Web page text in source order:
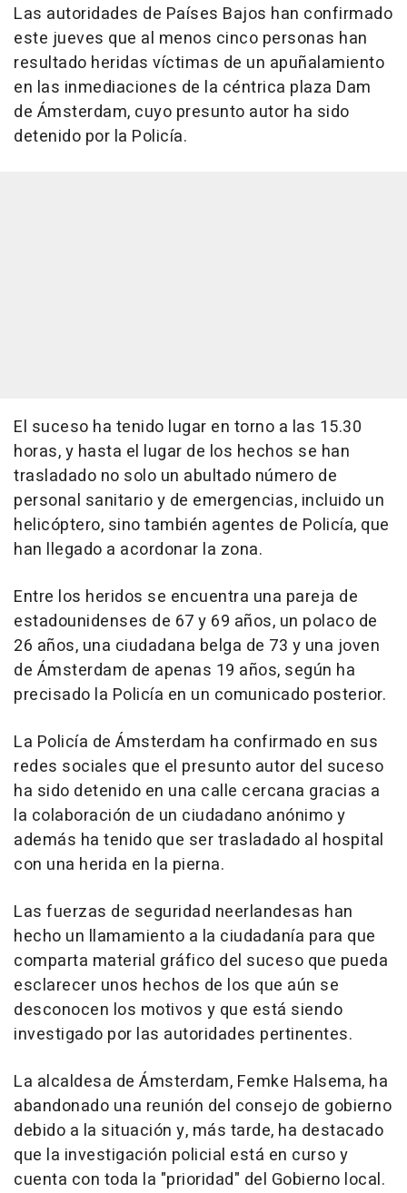
Las autoridades de Países Bajos han confirmado
este jueves que al menos cinco personas han
resultado heridas víctimas de un apuñalamiento
en las inmediaciones de la céntrica plaza Dam
de Ámsterdam, cuyo presunto autor ha sido
detenido por la Policía.
El suceso ha tenido lugar en torno a las 15.30
horas, y hasta el lugar de los hechos se han
trasladado no solo un abultado número de
personal sanitario y de emergencias, incluido un
helicóptero, sino también agentes de Policía, que
han llegado a acordonar la zona.
Entre los heridos se encuentra una pareja de
estadounidenses de 67 y 69 años, un polaco de
26 años, una ciudadana belga de 73 y una joven
de Ámsterdam de apenas 19 años, según ha
precisado la Policía en un comunicado posterior.
La Policía de Ámsterdam ha confirmado en sus
redes sociales que el presunto autor del suceso
ha sido detenido en una calle cercana gracias a
la colaboración de un ciudadano anónimo y
además ha tenido que ser trasladado al hospital
con una herida en la pierna.
Las fuerzas de seguridad neerlandesas han
hecho un llamamiento a la ciudadanía para que
comparta material gráfico del suceso que pueda
esclarecer unos hechos de los que aún se
desconocen los motivos y que está siendo
investigado por las autoridades pertinentes.
La alcaldesa de Ámsterdam, Femke Halsema, ha
abandonado una reunión del consejo de gobierno
debido a la situación y, más tarde, ha destacado
que la investigación policial está en curso y
cuenta con toda la "prioridad" del Gobierno local.